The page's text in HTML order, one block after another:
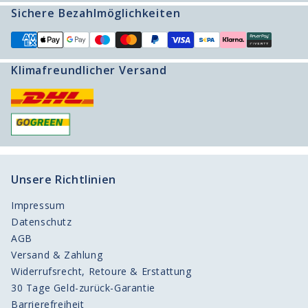
Produktberater
Sichere Bezahlmöglichkeiten
Klimafreundlicher Versand
Unsere Richtlinien
Impressum
Datenschutz
AGB
Versand & Zahlung
Widerrufsrecht, Retoure & Erstattung
30 Tage Geld-zurück-Garantie
Barrierefreiheit